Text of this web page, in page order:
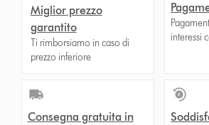
Miglior prezzo
garantito
Ti rimborsiamo in caso di
prezzo inferiore
interessi
Consegna gratuita in